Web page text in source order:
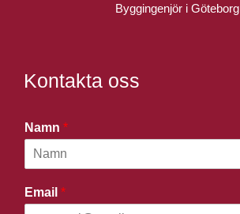
Byggingenjör i Göteborg
Kontakta oss
Namn *
Email *